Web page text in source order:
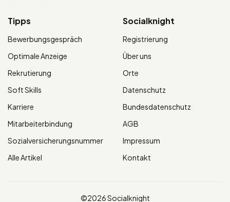
Tipps
Bewerbungsgespräch
Optimale Anzeige
Rekrutierung
Soft Skills
Karriere
Mitarbeiterbindung
Sozialversicherungsnummer
Alle Artikel
Socialknight
Registrierung
Über uns
Orte
Datenschutz
Bundesdatenschutz
AGB
Impressum
Kontakt
©2026 Socialknight